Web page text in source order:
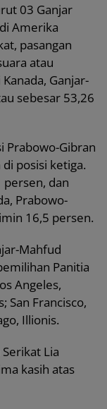
03 Ganjar
Amerika
pasangan
atau
Ganjar-
sebesar 53,26
Prabowo-Gibran
posisi ketiga.
persen, dan
Prabowo-
16,5 persen.
Mahfud
Panitia
Angeles,
San Francisco,
Illionis.
Lia
kasih atas